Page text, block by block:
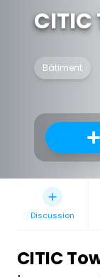
Bâtiment
Discussion
CITIC